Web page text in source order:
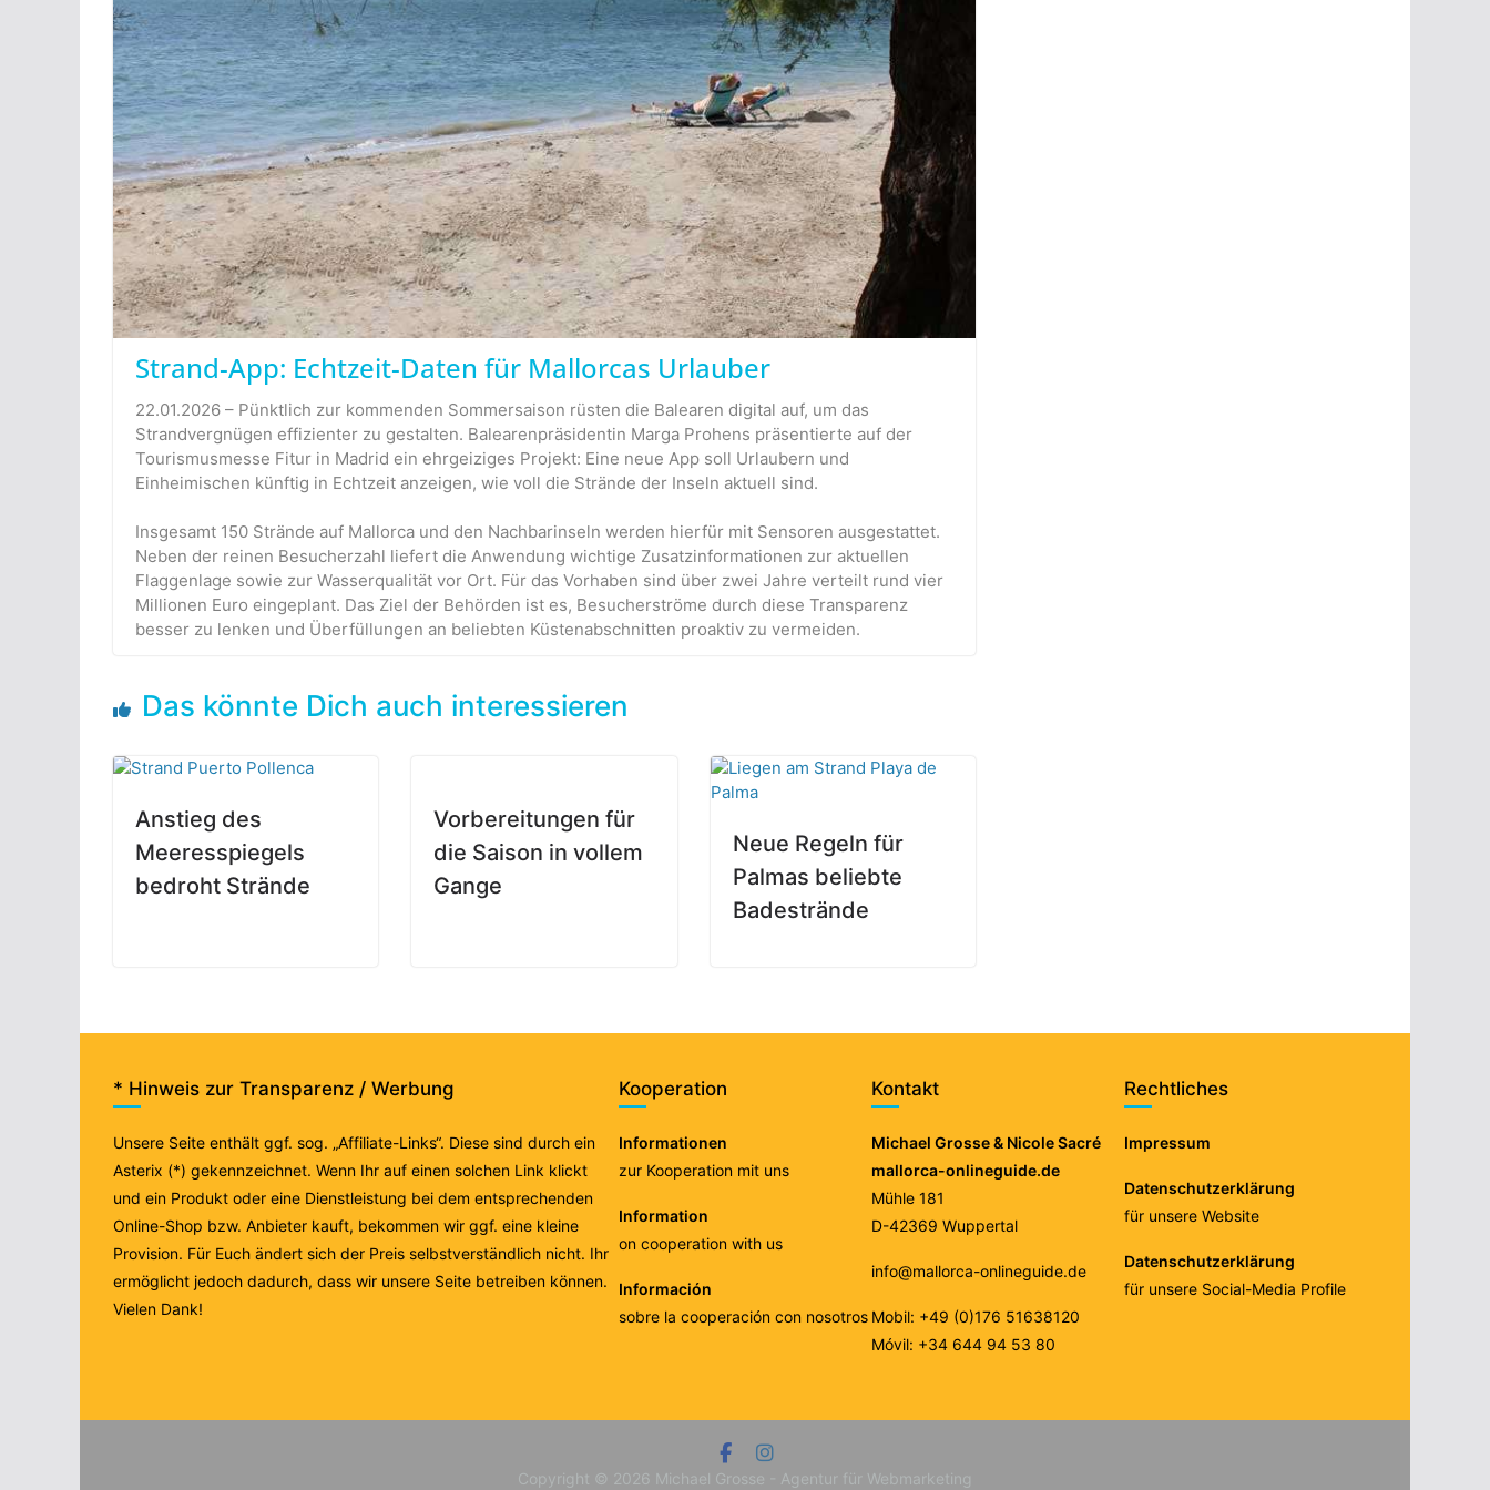
Strand-App: Echtzeit-Daten für Mallorcas Urlauber
22.01.2026 – Pünktlich zur kommenden Sommersaison rüsten die Balearen digital auf, um das
Strandvergnügen effizienter zu gestalten. Balearenpräsidentin Marga Prohens präsentierte auf der
Tourismusmesse Fitur in Madrid ein ehrgeiziges Projekt: Eine neue App soll Urlaubern und
Einheimischen künftig in Echtzeit anzeigen, wie voll die Strände der Inseln aktuell sind.
Insgesamt 150 Strände auf Mallorca und den Nachbarinseln werden hierfür mit Sensoren ausgestattet.
Neben der reinen Besucherzahl liefert die Anwendung wichtige Zusatzinformationen zur aktuellen
Flaggenlage sowie zur Wasserqualität vor Ort. Für das Vorhaben sind über zwei Jahre verteilt rund vier
Millionen Euro eingeplant. Das Ziel der Behörden ist es, Besucherströme durch diese Transparenz
besser zu lenken und Überfüllungen an beliebten Küstenabschnitten proaktiv zu vermeiden.
Das könnte Dich auch interessieren
Anstieg des
Meeresspiegels
bedroht Strände
Vorbereitungen für
die Saison in vollem
Gange
Neue Regeln für
Palmas beliebte
Badestrände
* Hinweis zur Transparenz / Werbung
Unsere Seite enthält ggf. sog. „Affiliate-Links“. Diese sind durch ein
Asterix (*) gekennzeichnet. Wenn Ihr auf einen solchen Link klickt
und ein Produkt oder eine Dienstleistung bei dem entsprechenden
Online-Shop bzw. Anbieter kauft, bekommen wir ggf. eine kleine
Provision. Für Euch ändert sich der Preis selbstverständlich nicht. Ihr
ermöglicht jedoch dadurch, dass wir unsere Seite betreiben können.
Vielen Dank!
Kooperation
Informationen
zur Kooperation mit uns
Information
on cooperation with us
Información
sobre la cooperación con nosotros
Kontakt
Michael Grosse & Nicole Sacré
mallorca-onlineguide.de
Mühle 181
D-42369 Wuppertal
info@mallorca-onlineguide.de
Mobil: +49 (0)176 51638120
Móvil: +34 644 94 53 80
Rechtliches
Impressum
Datenschutzerklärung
für unsere Website
Datenschutzerklärung
für unsere Social-Media Profile
Copyright © 2026 Michael Grosse - Agentur für Webmarketing